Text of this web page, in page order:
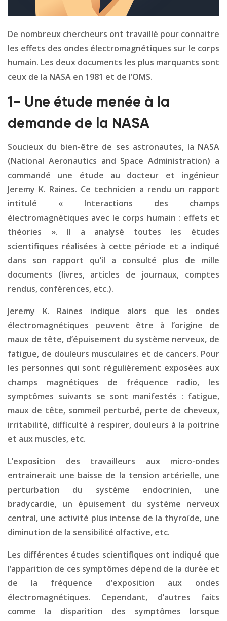
De nombreux chercheurs ont travaillé pour connaitre
les effets des ondes électromagnétiques sur le corps
humain. Les deux documents les plus marquants sont
ceux de la NASA en 1981 et de l’OMS.
1- Une étude menée à la
demande de la NASA
Soucieux du bien-être de ses astronautes, la NASA
(National Aeronautics and Space Administration) a
commandé une étude au docteur et ingénieur
Jeremy K. Raines. Ce technicien a rendu un rapport
intitulé « Interactions des champs
électromagnétiques avec le corps humain : effets et
théories ». Il a analysé toutes les études
scientifiques réalisées à cette période et a indiqué
dans son rapport qu’il a consulté plus de mille
documents (livres, articles de journaux, comptes
rendus, conférences, etc.).
Jeremy K. Raines indique alors que les ondes
électromagnétiques peuvent être à l’origine de
maux de tête, d’épuisement du système nerveux, de
fatigue, de douleurs musculaires et de cancers. Pour
les personnes qui sont régulièrement exposées aux
champs magnétiques de fréquence radio, les
symptômes suivants se sont manifestés : fatigue,
maux de tête, sommeil perturbé, perte de cheveux,
irritabilité, difficulté à respirer, douleurs à la poitrine
et aux muscles, etc.
L’exposition des travailleurs aux micro-ondes
entrainerait une baisse de la tension artérielle, une
perturbation du système endocrinien, une
bradycardie, un épuisement du système nerveux
central, une activité plus intense de la thyroïde, une
diminution de la sensibilité olfactive, etc.
Les différentes études scientifiques ont indiqué que
l’apparition de ces symptômes dépend de la durée et
de la fréquence d’exposition aux ondes
électromagnétiques. Cependant, d’autres faits
comme la disparition des symptômes lorsque